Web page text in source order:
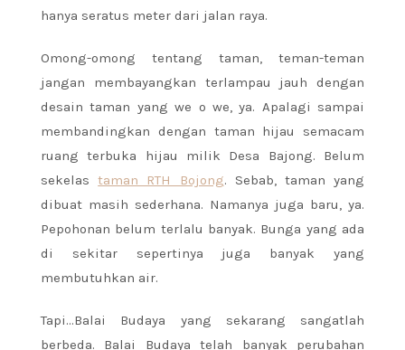
hanya seratus meter dari jalan raya.
Omong-omong tentang taman, teman-teman
jangan membayangkan terlampau jauh dengan
desain taman yang we o we, ya. Apalagi sampai
membandingkan dengan taman hijau semacam
ruang terbuka hijau milik Desa Bajong. Belum
sekelastaman RTH Bojong. Sebab, taman yang
dibuat masih sederhana. Namanya juga baru, ya.
Pepohonan belum terlalu banyak. Bunga yang ada
di sekitar sepertinya juga banyak yang
membutuhkan air.
Tapi…Balai Budaya yang sekarang sangatlah
berbeda. Balai Budaya telah banyak perubahan